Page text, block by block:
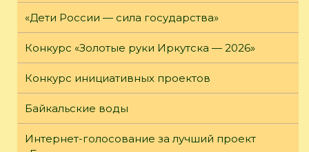
«Дети России — сила государства»
Конкурс «Золотые руки Иркутска — 2026»
Конкурс инициативных проектов
Байкальские воды
Интернет-голосование за лучший проект